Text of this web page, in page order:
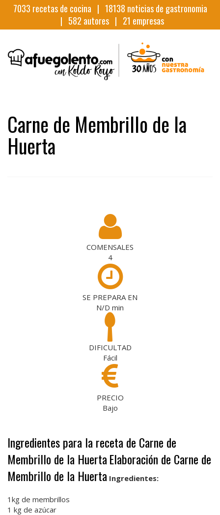
7033 recetas de cocina | 18138 noticias de gastronomia
| 582 autores | 21 empresas
Carne de Membrillo de la
Huerta
COMENSALES
4
SE PREPARA EN
N/D min
DIFICULTAD
Fácil
PRECIO
Bajo
Ingredientes para la receta de Carne de
Membrillo de la HuertaElaboración de Carne de
Membrillo de la Huerta Ingredientes:
1kg de membrillos
1 kg de azúcar